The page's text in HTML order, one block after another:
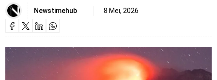
Newstimehub 8 Mei, 2026